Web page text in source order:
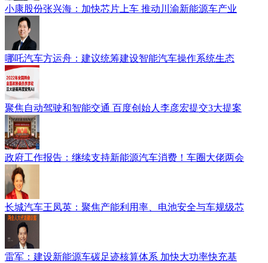
小康股份张兴海：加快芯片上车 推动川渝新能源车产业
哪吒汽车方运舟：建议统筹建设智能汽车操作系统生态
聚焦自动驾驶和智能交通 百度创始人李彦宏提交3大提案
政府工作报告：继续支持新能源汽车消费！车圈大佬两会
长城汽车王凤英：聚焦产能利用率、电池安全与车规级芯
雷军：建设新能源车碳足迹核算体系 加快大功率快充基